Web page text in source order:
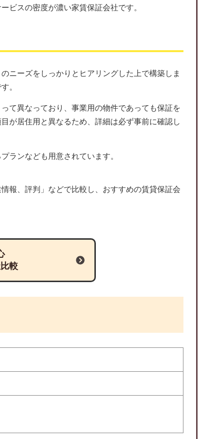
ビスの密度が濃い家賃保証会社です。
ニーズをしっかりとヒアリングした上で構築しま
。
て異なっており、事業用の物件であっても保証を
が居住用と異なるため、詳細は必ず事前に確認し
ランなども用意されています。
報、評判」などで比較し、おすすめの賃貸保証会
較